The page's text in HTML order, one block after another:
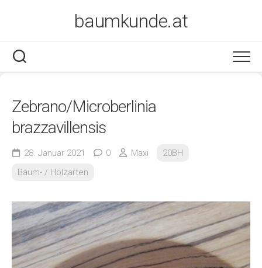
baumkunde.at
Zebrano/Microberlinia
brazzavillensis
28. Januar 2021 0 Maxi
20BH
Bäum- / Holzarten